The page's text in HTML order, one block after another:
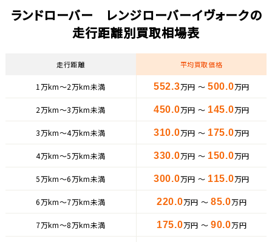
ランドローバー レンジローバーイヴォークの
走行距離別買取相場表
走行距離 平均買取価格
1万km〜2万km未満 552.3万円 ～ 500.0万円
2万km〜3万km未満 450.0万円 ～ 145.0万円
3万km〜4万km未満 310.0万円 ～ 175.0万円
4万km〜5万km未満 330.0万円 ～ 150.0万円
5万km〜6万km未満 300.0万円 ～ 115.0万円
6万km〜7万km未満 220.0万円 ～ 85.0万円
7万km〜8万km未満 175.0万円 ～ 90.0万円